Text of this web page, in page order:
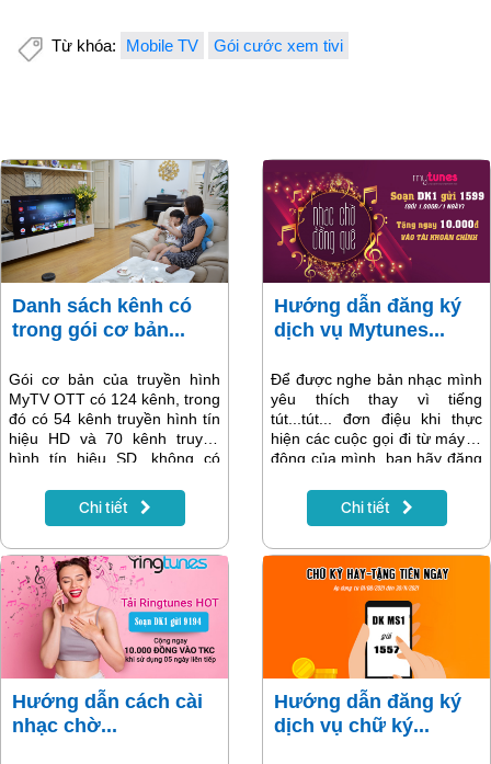
Từ khóa: Mobile TV Gói cước xem tivi
Danh sách kênh có
trong gói cơ bản...
Gói cơ bản của truyền hình
MyTV OTT có 124 kênh, trong
đó có 54 kênh truyền hình tín
hiệu HD và 70 kênh truyền
hình tín hiệu SD, không có
cáo và được sử dụng gói phim
galaxy vào thứ 7 hàng tuần.
trên 5 thiết bị không phân biệt
tivi/smartphone và xem đồng
thời trên 2 thiết bị. Danh sách
kênh cụ thể như sau:
Chi tiết
Hướng dẫn đăng ký
dịch vụ Mytunes...
Để được nghe bản nhạc mình
yêu thích thay vì tiếng
tút...tút... đơn điệu khi thực
hiện các cuộc gọi đi từ máy di
động của mình, bạn hãy đăng
Vinaphone. Với Mytunes, bạn
sẽ được tận hưởng những
nhạc, ngay cả khi thuê bao
được gọi không sử dụng dịch
vụ nhạc chờ.
Chi tiết
Hướng dẫn cách cài
nhạc chờ...
Hướng dẫn đăng ký
dịch vụ chữ ký...